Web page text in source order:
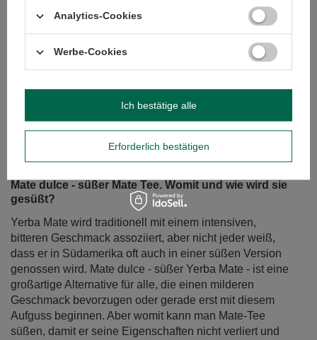
Mate dulce - süßer Mate Tee. Womit und wie wird sie
gesüßt?
Yerba Mate wird traditionell mit einem intensiven,
bitteren Geschmack assoziiert, aber nicht jeder weiß,
dass er in Südamerika oft auch in einer süßen Version
genossen wird. Mate dulce - süßer Yerba Mate - ist eine
großartige Alternative für alle, die einen milderen
Geschmack bevorzugen oder gerade erst mit diesem
Aufguss beginnen. Aber womit kann man Mate-Tee
süßen, damit er seine Eigenschaften nicht verliert und
Analytics-Cookies
Werbe-Cookies
Erforderlich bestätigen
Ich bestätige alle